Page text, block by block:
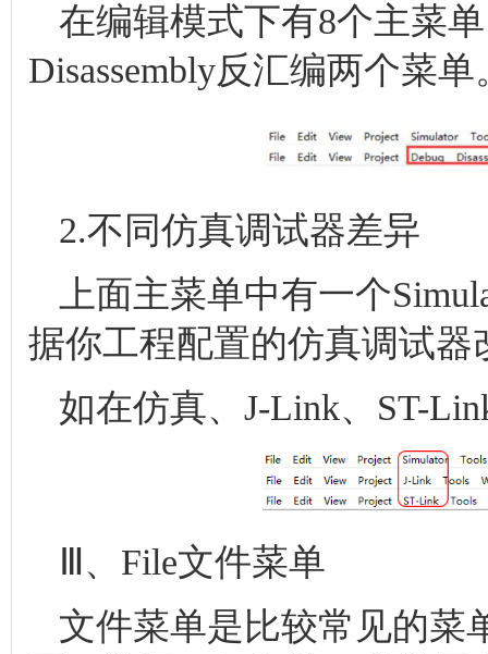
在编辑模式下有8个主菜
Disassembly反汇编两个菜单
2.不同仿真调试器差异
上面主菜单中有一个
据你工程配置的仿真调试器
如在仿真、J-Link、ST-
Ⅲ、File文件菜单
文件菜单是比较常见的菜